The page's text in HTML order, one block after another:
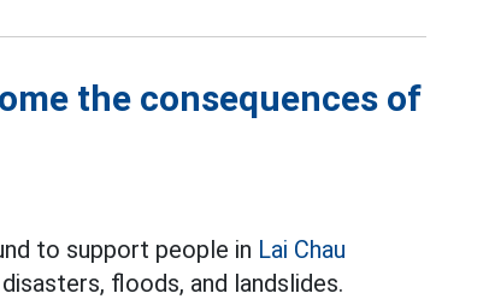
the consequences of
to support people in Lai Chau
floods, and landslides.